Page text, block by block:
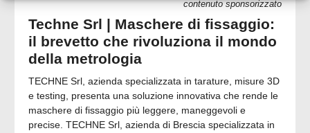
contenuto sponsorizzato
Techne Srl | Maschere di fissaggio:
il brevetto che rivoluziona il mondo
della metrologia
TECHNE Srl, azienda specializzata in tarature, misure 3D
e testing, presenta una soluzione innovativa che rende le
maschere di fissaggio più leggere, maneggevoli e
precise. TECHNE Srl, azienda di Brescia specializzata in